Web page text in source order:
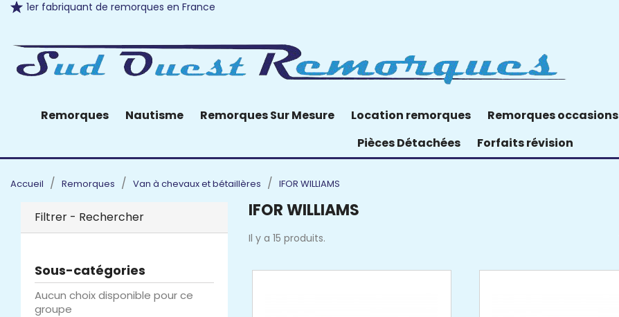
1er fabriquant de remorques en France
Remorques Nautisme Remorques Sur Mesure Location remorques Remorques occasions
Pièces Détachées
Forfaits révision
Accueil Remorques Van à chevaux et bétaillères IFOR WILLIAMS
Filtrer - Rechercher
Sous-catégories
Aucun choix disponible pour ce
groupe
IFOR WILLIAMS
Il y a 15 produits.